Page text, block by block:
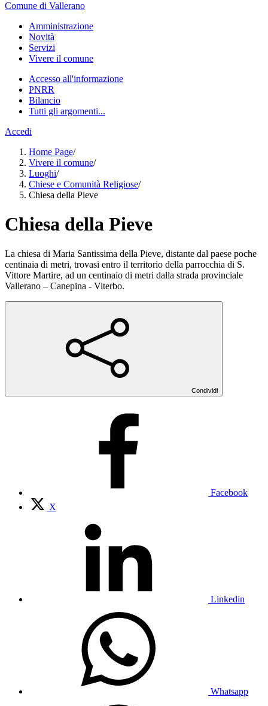
Comune di Vallerano
Amministrazione
Novità
Servizi
Vivere il comune
Accesso all'informazione
PNRR
Bilancio
Tutti gli argomenti...
Accedi
Home Page/
Vivere il comune/
Luoghi/
Chiese e Comunità Religiose/
Chiesa della Pieve
Chiesa della Pieve
La chiesa di Maria Santissima della Pieve, distante dal paese poche
centinaia di metri, trovasi entro il territorio della parrocchia di S.
Vittore Martire, ad un centinaio di metri dalla strada provinciale
Vallerano – Canepina - Viterbo.
Condividi
Facebook
X
Linkedin
Whatsapp